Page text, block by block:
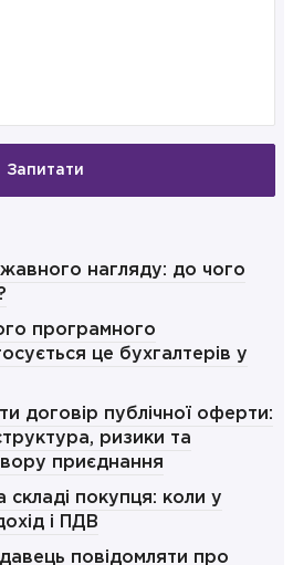
Запитати
нагляду: до чого
програмного
це бухгалтерів у
договір публічної оферти:
ризики та
приєднання
складі покупця: коли у
і ПДВ
повідомляти про